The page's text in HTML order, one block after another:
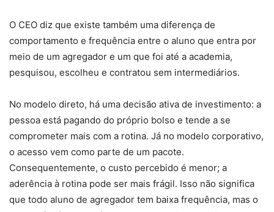
O CEO diz que existe também uma diferença de
comportamento e frequência entre o aluno que entra por
meio de um agregador e um que foi até a academia,
pesquisou, escolheu e contratou sem intermediários.
No modelo direto, há uma decisão ativa de investimento: a
pessoa está pagando do próprio bolso e tende a se
comprometer mais com a rotina. Já no modelo corporativo,
o acesso vem como parte de um pacote.
Consequentemente, o custo percebido é menor; a
aderência à rotina pode ser mais frágil. Isso não significa
que todo aluno de agregador tem baixa frequência, mas o